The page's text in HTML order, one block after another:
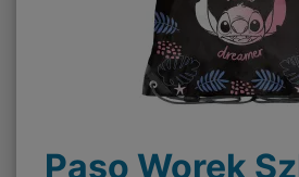
Paso Worek